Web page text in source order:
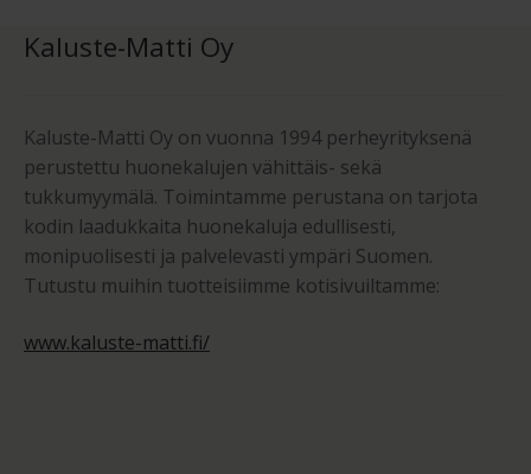
Kaluste-Matti Oy
Kaluste-Matti Oy on vuonna 1994 perheyrityksenä
perustettu huonekalujen vähittäis- sekä
tukkumyymälä. Toimintamme perustana on tarjota
kodin laadukkaita huonekaluja edullisesti,
monipuolisesti ja palvelevasti ympäri Suomen.
Tutustu muihin tuotteisiimme kotisivuiltamme:
www.kaluste-matti.fi/